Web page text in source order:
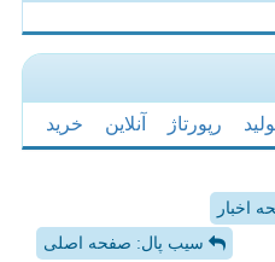
رپورتاژ آنلاین خرید
اخبار
سیب پال: صفحه اصلی